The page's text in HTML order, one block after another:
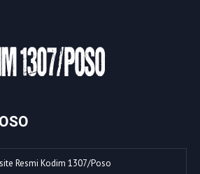
Resmi Kodim 1307/Poso